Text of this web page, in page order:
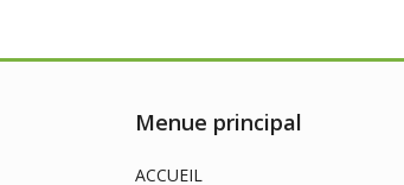
Menue principal
ACCUEIL